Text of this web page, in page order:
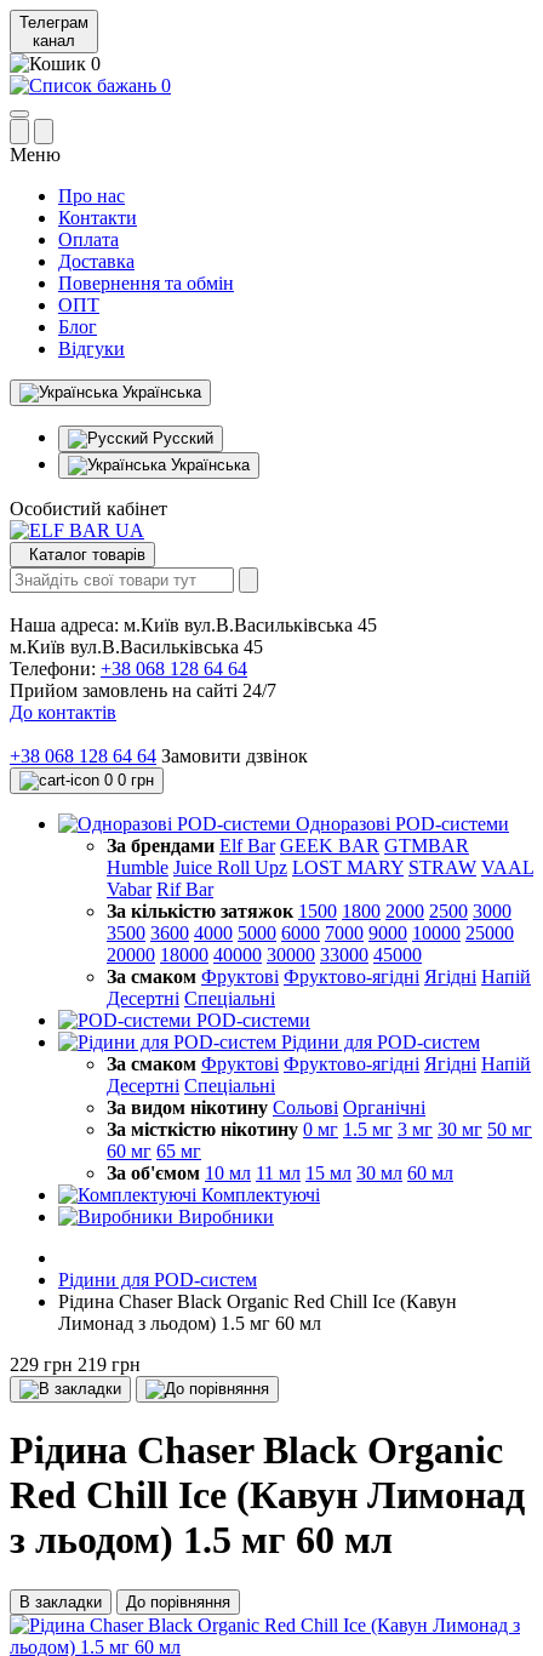
Телеграм
канал
0
0
Меню
Про нас
Контакти
Оплата
Доставка
Повернення та обмін
ОПТ
Блог
Відгуки
Українська
Русский
Українська
Особистий кабінет
Каталог товарів
Наша адреса: м.Київ вул.В.Васильківська 45
м.Київ вул.В.Васильківська 45
Телефони: +38 068 128 64 64
Прийом замовлень на сайті 24/7
До контактів
+38 068 128 64 64 Замовити дзвінок
0 0 грн
Одноразові POD-системи
За брендами Elf Bar GEEK BAR GTMBAR
Humble Juice Roll Upz LOST MARY STRAW VAAL
Vabar Rif Bar
За кількістю затяжок 1500 1800 2000 2500 3000
3500 3600 4000 5000 6000 7000 9000 10000 25000
20000 18000 40000 30000 33000 45000
За смаком Фруктові Фруктово-ягідні Ягідні Напій
Десертні Спеціальні
POD-системи
Рідини для POD-систем
За смаком Фруктові Фруктово-ягідні Ягідні Напій
Десертні Спеціальні
За видом нікотину Сольові Органічні
За місткістю нікотину 0 мг 1.5 мг 3 мг 30 мг 50 мг
60 мг 65 мг
За об'ємом 10 мл 11 мл 15 мл 30 мл 60 мл
Комплектуючі
Виробники
Рідини для POD-систем
Рідина Chaser Black Organic Red Chill Ice (Кавун
Лимонад з льодом) 1.5 мг 60 мл
229 грн 219 грн
Рідина Chaser Black Organic
Red Chill Ice (Кавун Лимонад
з льодом) 1.5 мг 60 мл
В закладки До порівняння